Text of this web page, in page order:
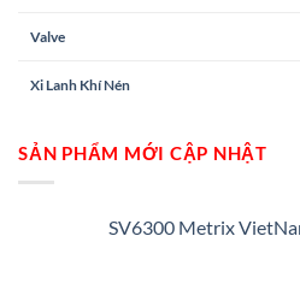
Valve
Xi Lanh Khí Nén
SẢN PHẨM MỚI CẬP NHẬT
SV6300 Metrix